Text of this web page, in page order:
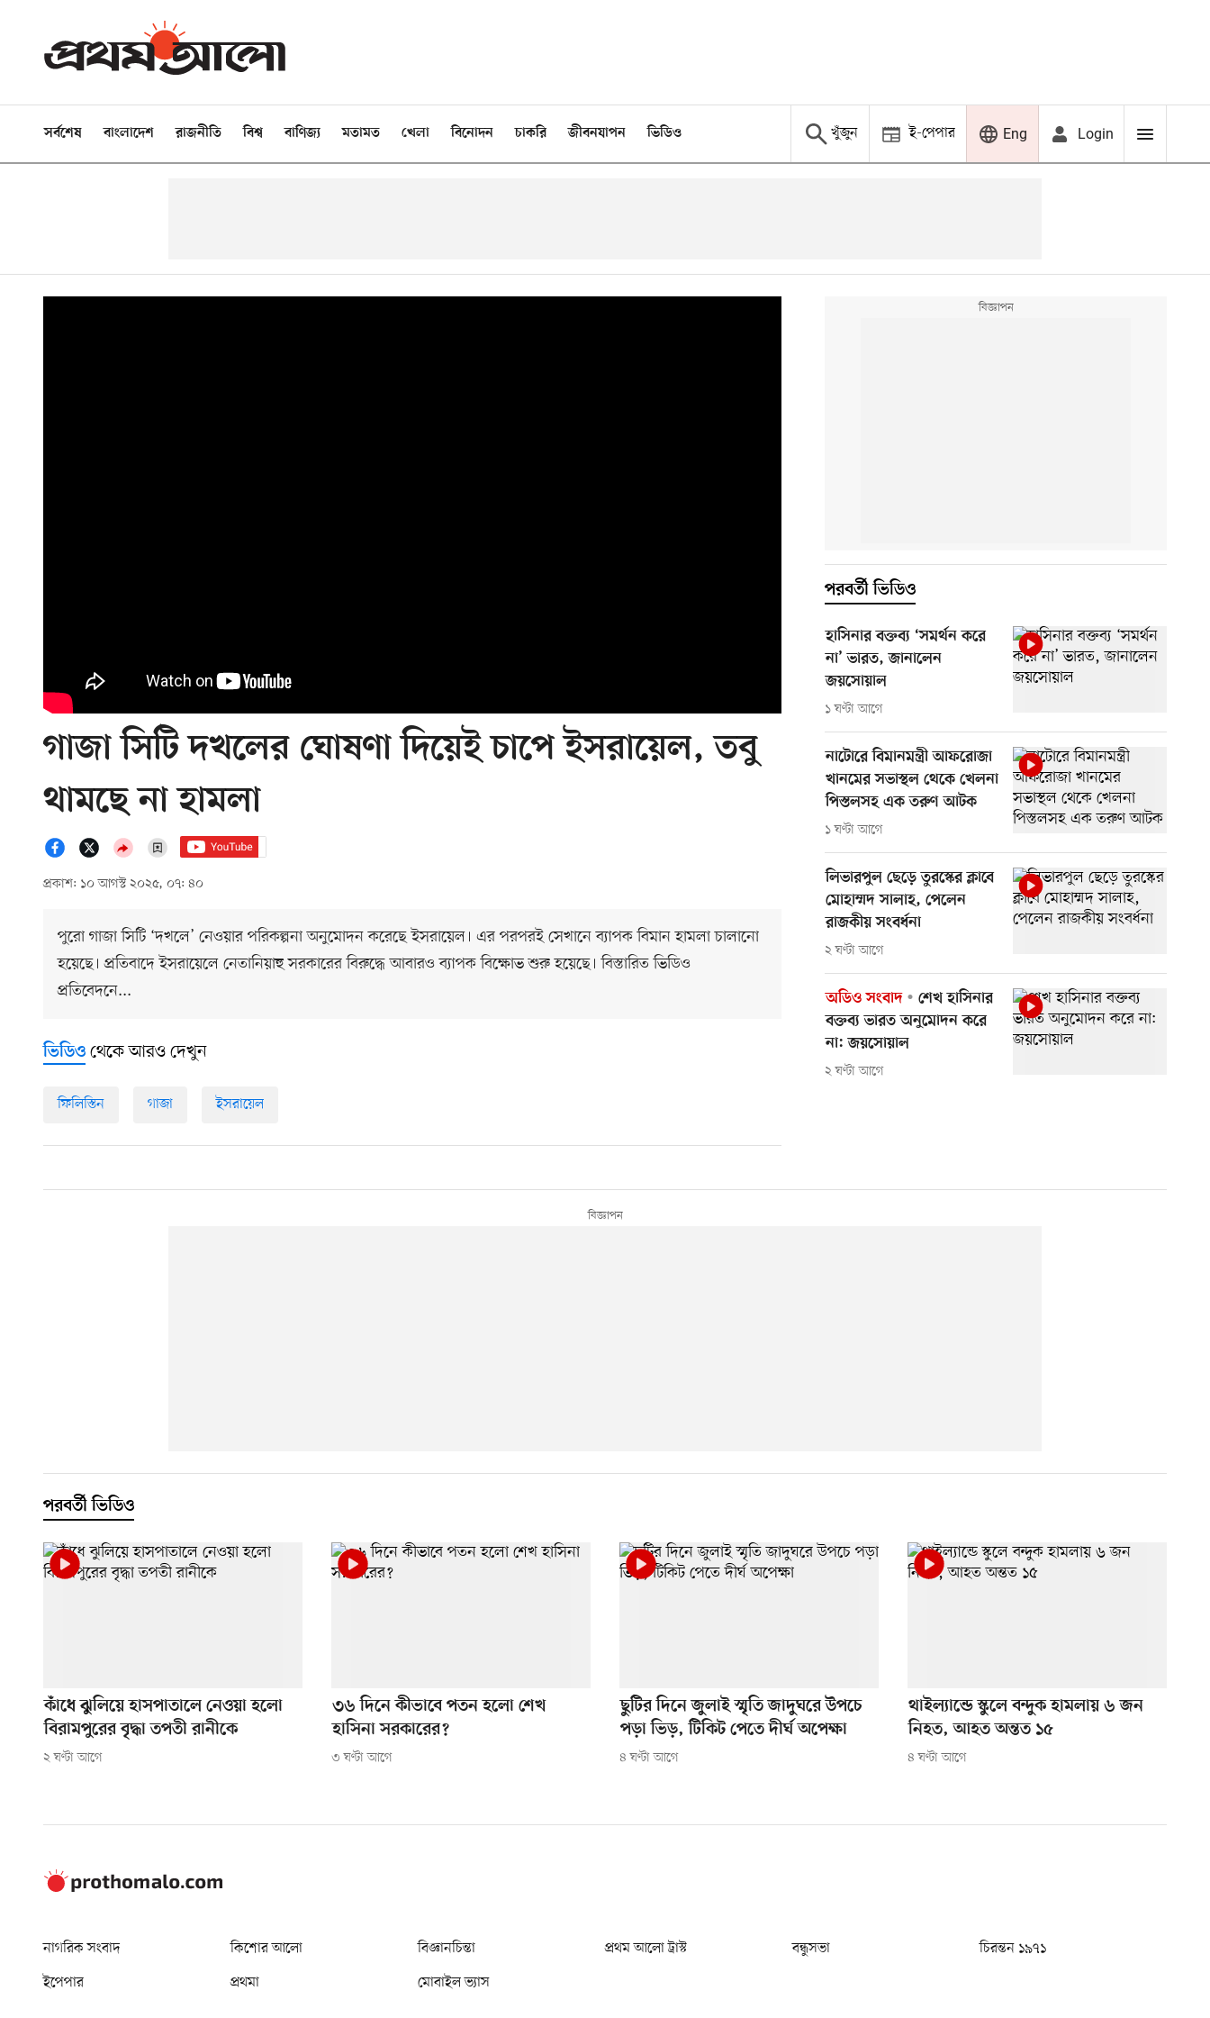
সর্বশেষ বাংলাদেশ রাজনীতি বিশ্ব বাণিজ্য মতামত খেলা বিনোদন চাকরি জীবনযাপন ভিডিও খুঁজুন ই-পেপার Eng Login
গাজা সিটি দখলের ঘোষণা দিয়েই চাপে ইসরায়েল, তবু
থামছে না হামলা
প্রকাশ: ১০ আগস্ট ২০২৫, ০৭: ৪০
পুরো গাজা সিটি ‘দখলে’ নেওয়ার পরিকল্পনা অনুমোদন করেছে ইসরায়েল। এর পরপরই সেখানে ব্যাপক বিমান হামলা চালানো
হয়েছে। প্রতিবাদে ইসরায়েলে নেতানিয়াহু সরকারের বিরুদ্ধে আবারও ব্যাপক বিক্ষোভ শুরু হয়েছে। বিস্তারিত ভিডিও
প্রতিবেদনে...
পরবর্তী ভিডিও
হাসিনার বক্তব্য ‘সমর্থন করে
না’ ভারত, জানালেন
জয়সোয়াল
১ ঘণ্টা আগে
নাটোরে বিমানমন্ত্রী আফরোজা
খানমের সভাস্থল থেকে খেলনা
পিস্তলসহ এক তরুণ আটক
১ ঘণ্টা আগে
লিভারপুল ছেড়ে তুরস্কের ক্লাবে
মোহাম্মদ সালাহ, পেলেন
রাজকীয় সংবর্ধনা
২ ঘণ্টা আগে
অডিও সংবাদ
শেখ হাসিনার
বক্তব্য ভারত অনুমোদন করে
না: জয়সোয়াল
২ ঘণ্টা আগে
ভিডিও থেকে আরও দেখুন
ফিলিস্তিন গাজা ইসরায়েল
পরবর্তী ভিডিও
কাঁধে ঝুলিয়ে হাসপাতালে নেওয়া হলো
বিরামপুরের বৃদ্ধা তপতী রানীকে
২ ঘণ্টা আগে
৩৬ দিনে কীভাবে পতন হলো শেখ
হাসিনা সরকারের?
৩ ঘণ্টা আগে
ছুটির দিনে জুলাই স্মৃতি জাদুঘরে উপচে
পড়া ভিড়, টিকিট পেতে দীর্ঘ অপেক্ষা
৪ ঘণ্টা আগে
থাইল্যান্ডে স্কুলে বন্দুক হামলায় ৬ জন
নিহত, আহত অন্তত ১৫
৪ ঘণ্টা আগে
নাগরিক সংবাদ কিশোর আলো বিজ্ঞানচিন্তা প্রথম আলো ট্রাস্ট বন্ধুসভা
চিরন্তন ১৯৭১
ইপেপার
প্রথমা মোবাইল ভ্যাস